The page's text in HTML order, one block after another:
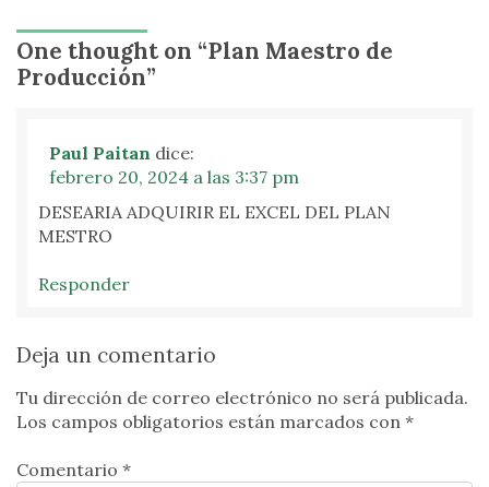
One thought on “Plan Maestro de
Producción”
Paul Paitan dice:
febrero 20, 2024 a las 3:37 pm
DESEARIA ADQUIRIR EL EXCEL DEL PLAN
MESTRO
Responder
Deja un comentario
Tu dirección de correo electrónico no será publicada.
Los campos obligatorios están marcados con *
Comentario *